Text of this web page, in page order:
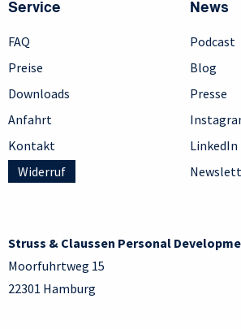
Service
FAQ
Preise
Downloads
Anfahrt
Kontakt
Widerruf
News
Podcast
Blog
Presse
LinkedIn
Struss & Claussen Personal
Moorfuhrtweg 15
22301 Hamburg